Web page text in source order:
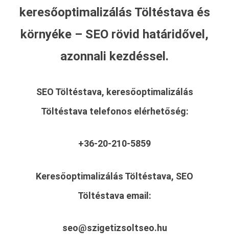
keresőoptimalizálás Töltéstava és
környéke – SEO rövid határidővel,
azonnali kezdéssel.
SEO Töltéstava, keresőoptimalizálás
Töltéstava telefonos elérhetőség:
+36-20-210-5859
Keresőoptimalizálás Töltéstava, SEO
Töltéstava email:
seo@szigetizsoltseo.hu